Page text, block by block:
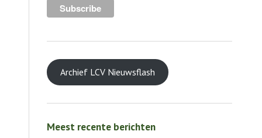
Archief LCV Nieuwsflash
Meest recente berichten